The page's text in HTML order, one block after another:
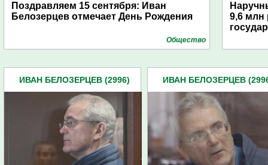
Поздравляем 15 сентября: Иван
Белозерцев отмечает День Рождения
Общество
9,6 млн
ИВАН БЕЛОЗЕРЦЕВ (2996) ИВАН БЕЛОЗЕРЦЕВ